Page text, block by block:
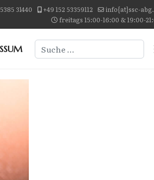
31440 +49 152 53359112
info{at}ssc-
freitags 15:00-16:00 & 19:00-
Suchen